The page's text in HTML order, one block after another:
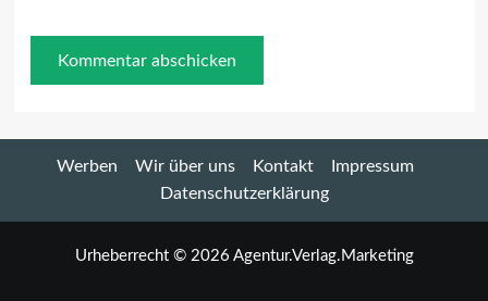
Werben Wir über uns Kontakt
Impressum
Datenschutzerklärung
Urheberrecht © 2026 Agentur.Verlag.Marketing